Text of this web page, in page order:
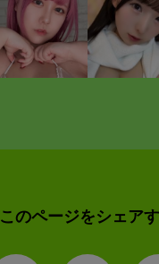
このページをシェア